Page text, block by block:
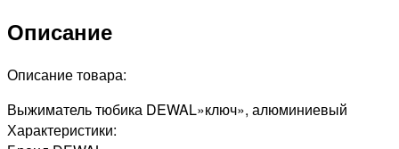
Описание
Описание товара:
Выжиматель тюбика DEWAL»ключ», алюминиевый
Характеристики: